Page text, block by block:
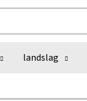
landslag